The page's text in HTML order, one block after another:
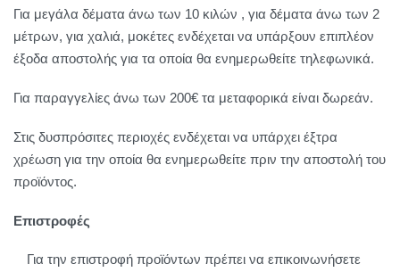
Για μεγάλα δέματα άνω των 10 κιλών , για δέματα άνω των 2
μέτρων, για χαλιά, μοκέτες ενδέχεται να υπάρξουν επιπλέον
έξοδα αποστολής για τα οποία θα ενημερωθείτε τηλεφωνικά.
Για παραγγελίες άνω των 200€ τα μεταφορικά είναι δωρεάν.
Στις δυσπρόσιτες περιοχές ενδέχεται να υπάρχει έξτρα
χρέωση για την οποία θα ενημερωθείτε πριν την αποστολή του
προϊόντος.
Επιστροφές
Για την επιστροφή προϊόντων πρέπει να επικοινωνήσετε